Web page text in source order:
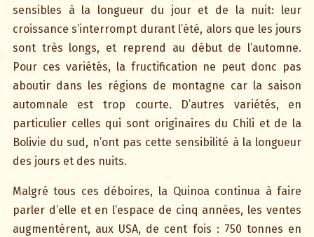
sensibles à la longueur du jour et de la nuit: leur
croissance s’interrompt durant l’été, alors que les jours
sont très longs, et reprend au début de l’automne.
Pour ces variétés, la fructification ne peut donc pas
aboutir dans les régions de montagne car la saison
automnale est trop courte. D’autres variétés, en
particulier celles qui sont originaires du Chili et de la
Bolivie du sud, n’ont pas cette sensibilité à la longueur
des jours et des nuits.
Malgré tous ces déboires, la Quinoa continua à faire
parler d’elle et en l’espace de cinq années, les ventes
augmentèrent, aux USA, de cent fois : 750 tonnes en